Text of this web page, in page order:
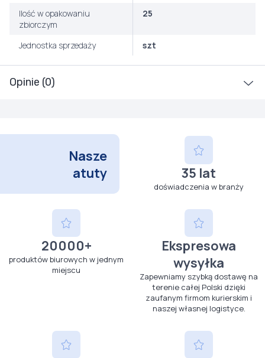
Opinie (0)
Ilość w opakowaniu
zbiorczym
25
Jednostka sprzedaży szt
Nasze
atuty
35 lat
doświadczenia w branży
20000+
produktów biurowych w jednym
miejscu
Ekspresowa
wysyłka
Zapewniamy szybką dostawę na
terenie całej Polski dzięki
zaufanym firmom kurierskim i
naszej własnej logistyce.